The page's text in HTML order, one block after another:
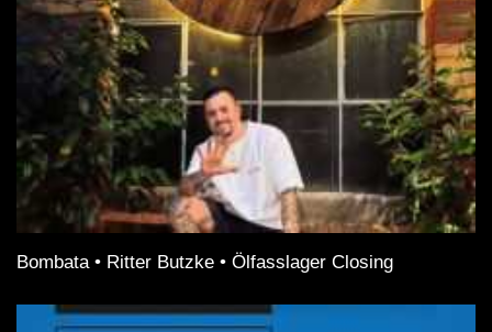
Bombata • Ritter Butzke • Ölfasslager Closing